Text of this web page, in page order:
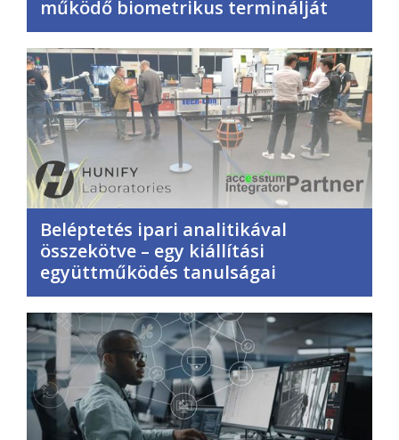
működő biometrikus terminálját
Beléptetés ipari analitikával
összekötve – egy kiállítási
együttműködés tanulságai